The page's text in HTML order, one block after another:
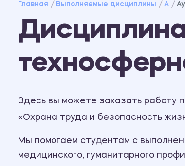
Главная Выполняемые дисциплины А
Здесь вы можете заказать работу
«Охрана труда и безопасность
Мы помогаем студентам с
медицинского, гуманитарного